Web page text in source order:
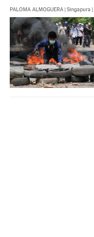
PALOMA ALMOGUERA Singapura